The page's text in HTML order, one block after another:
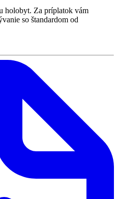
holobyt. Za príplatok vám
so štandardom od